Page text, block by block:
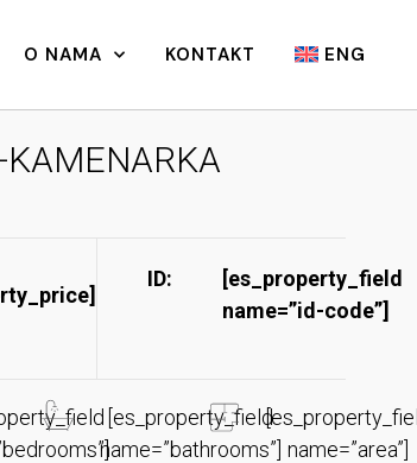
O NAMA KONTAKT ENG
KAMENARKA
ID:
[es_property_field
name=”id-code”]​
[es_property_field
name=”bathrooms”] name=”area”]